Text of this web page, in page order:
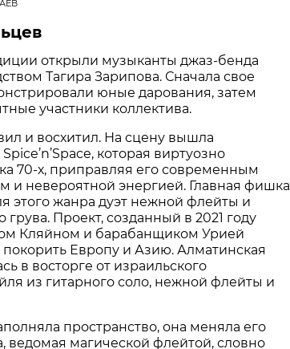
открыли музыканты джаз-бенда
Тагира Зарипова. Сначала свое
юные дарования, затем
участники коллектива.
и восхитил. На сцену вышла
которая виртуозно
70-х, приправляя его современным
и невероятной энергией. Главная фишка
этого жанра дуэт нежной флейты и
Проект, созданный в 2021 году
Кляйном и барабанщиком Урией
Европу и Азию. Алматинская
в восторге от израильского
из гитарного соло, нежной флейты и
пространство, она меняла его
ведомая магической флейтой, словно